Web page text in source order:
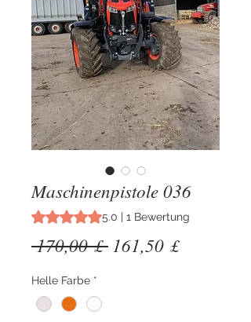
Maschinenpistole 036
Das Rating beträgt 5.0 von fünf
5.0 | 1 Bewertung
170,00 £ Standardpreis
161,50 £Sale-
Helle Farbe *